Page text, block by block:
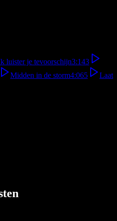
luister je tevoorschijn3:143
Midden in de storm4:065
Laat